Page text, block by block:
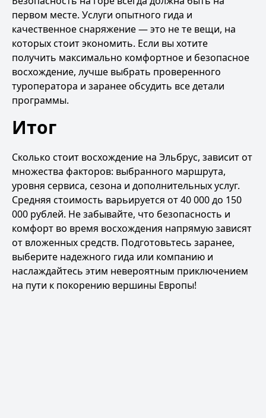
первом месте. Услуги опытного гида и
качественное снаряжение — это не те вещи, на
которых стоит экономить. Если вы хотите
получить максимально комфортное и безопасное
восхождение, лучше выбрать проверенного
туроператора и заранее обсудить все детали
программы.
Итог
Сколько стоит восхождение на Эльбрус, зависит от
множества факторов: выбранного маршрута,
уровня сервиса, сезона и дополнительных услуг.
Средняя стоимость варьируется от 40 000 до 150
000 рублей. Не забывайте, что безопасность и
комфорт во время восхождения напрямую зависят
от вложенных средств. Подготовьтесь заранее,
выберите надежного гида или компанию и
наслаждайтесь этим невероятным приключением
на пути к покорению вершины Европы!